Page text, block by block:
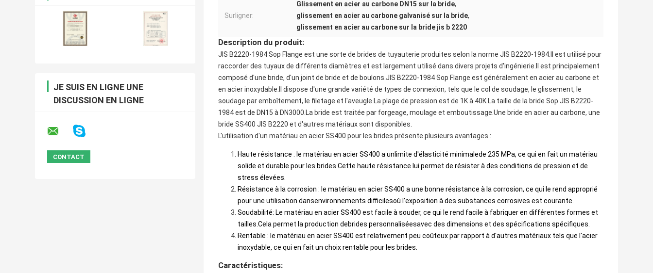
JE SUIS EN LIGNE UNE
DISCUSSION EN LIGNE
Surligner:
Glissement en acier au carbone DN15 sur la bride,
glissement en acier au carbone galvanisé sur la bride,
glissement en acier au carbone sur la bride jis b 2220
Description du produit:
JIS B2220-1984 Sop Flange est une sorte de brides de tuyauterie produites selon la norme JIS B2220-1984.Il est utilisé pour
raccorder des tuyaux de différents diamètres et est largement utilisé dans divers projets d'ingénierie.Il est principalement
composé d'une bride, d'un joint de bride et de boulons.JIS B2220-1984 Sop Flange est généralement en acier au carbone et
en acier inoxydable.Il dispose d'une grande variété de types de connexion, tels que le col de soudage, le glissement, le
soudage par emboîtement, le filetage et l'aveugle.La plage de pression est de 1K à 40K.La taille de la bride Sop JIS B2220-
1984 est de DN15 à DN3000.La bride est traitée par forgeage, moulage et emboutissage.Une bride en acier au carbone, une
bride SS400 JIS B2220 et d'autres matériaux sont disponibles.
L'utilisation d'un matériau en acier SS400 pour les brides présente plusieurs avantages :
Haute résistance : le matériau en acier SS400 a un limite d'élasticité minimalede 235 MPa, ce qui en fait un matériau
solide et durable pour les brides.Cette haute résistance lui permet de résister à des conditions de pression et de
stress élevées.
Résistance à la corrosion : le matériau en acier SS400 a une bonne résistance à la corrosion, ce qui le rend approprié
pour une utilisation dansenvironnements difficilesoù l'exposition à des substances corrosives est courante.
Soudabilité: Le matériau en acier SS400 est facile à souder, ce qui le rend facile à fabriquer en différentes formes et
tailles.Cela permet la production debrides personnaliséesavec des dimensions et des spécifications spécifiques.
Rentable : le matériau en acier SS400 est relativement peu coûteux par rapport à d'autres matériaux tels que l'acier
inoxydable, ce qui en fait un choix rentable pour les brides.
Caractéristiques: